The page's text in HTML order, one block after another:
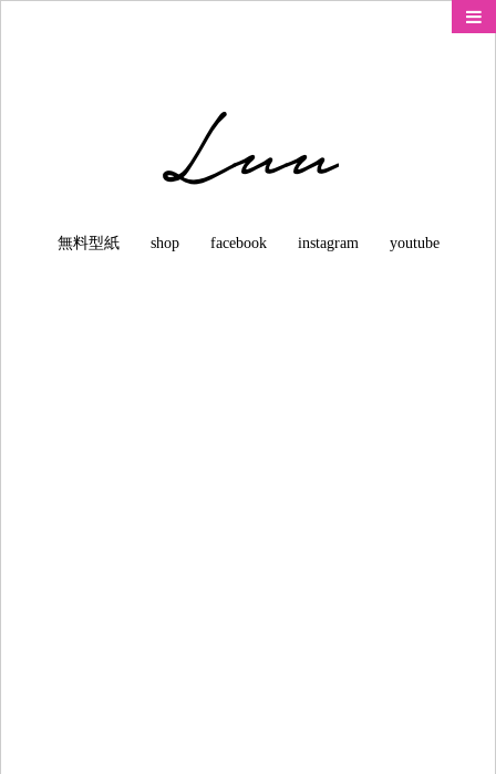
無料型紙 shop facebook instagram youtube